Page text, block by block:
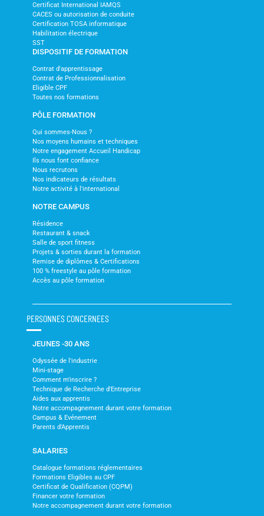
Certificat International IAMQS
CACES ou autorisation de conduite
Certification TOSA informatique
Habilitation électrique
SST
DISPOSITIF DE FORMATION
Contrat d'apprentissage
Contrat de Professionnalisation
Eligible CPF
Toutes nos formations
PÔLE FORMATION
Qui sommes-Nous ?
Nos moyens humains et techniques
Notre engagement Accueil Handicap
Ils nous font confiance
Nous recrutons
Nos indicateurs de résultats
Notre activité à l'international
NOTRE CAMPUS
Résidence
Restaurant & snack
Salle de sport fitness
Projets & sorties durant la formation
Remise de diplômes & Certifications
100 % freestyle au pôle formation
Accès au pôle formation
PERSONNES CONCERNEES
JEUNES -30 ANS
Odyssée de l'industrie
Mini-stage
Comment m'inscrire ?
Technique de Recherche d'Entreprise
Aides aux apprentis
Notre accompagnement durant votre formation
Campus & Evénement
Parents d'Apprentis
SALARIES
Catalogue formations réglementaires
Formations Eligibles au CPF
Certificat de Qualification (CQPM)
Financer votre formation
Notre accompagnement durant votre formation